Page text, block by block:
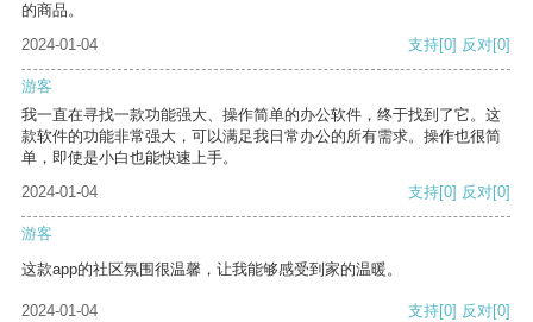
的商品。
2024-01-04
支持[0] 反对[0]
游客
我一直在寻找一款功能强大、操作简单的办公软件，终于找到了它。这
款软件的功能非常强大，可以满足我日常办公的所有需求。操作也很简
单，即使是小白也能快速上手。
2024-01-04
支持[0] 反对[0]
游客
这款app的社区氛围很温馨，让我能够感受到家的温暖。
2024-01-04 支持[0] 反对[0]